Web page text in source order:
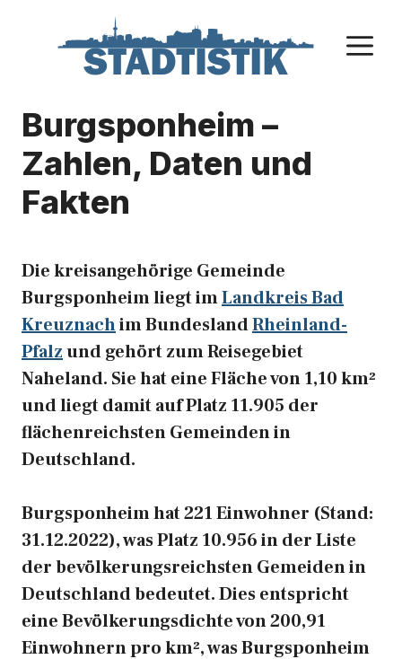
Burgsponheim –
Zahlen, Daten und
Fakten
Die kreisangehörige Gemeinde
Burgsponheim liegt imLandkreis Bad
Kreuznachim BundeslandRheinland-
Pfalzund gehört zum Reisegebiet
Naheland. Sie hat eine Fläche von 1,10 km²
und liegt damit auf Platz 11.905 der
flächenreichsten Gemeinden in
Deutschland.
Burgsponheim hat 221 Einwohner (Stand:
31.12.2022), was Platz 10.956 in der Liste
der bevölkerungsreichsten Gemeiden in
Deutschland bedeutet. Dies entspricht
eine Bevölkerungsdichte von 200,91
Einwohnern pro km², was Burgsponheim